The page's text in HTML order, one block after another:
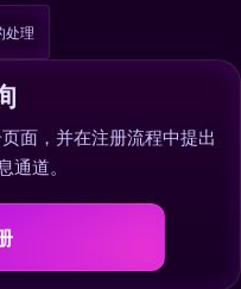
处理
，并在注册流程中提出
道。